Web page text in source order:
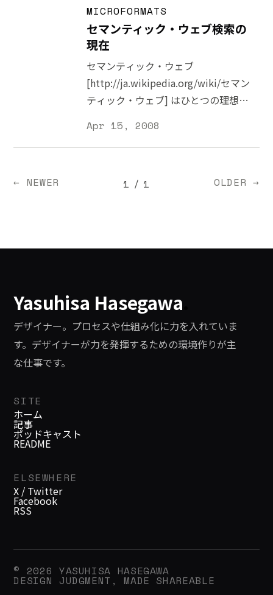
OSX Leopard で実装された数々の機
能
[http://www.apple.com/jp/macosx/
の中で結構使えるのが、ヘルプメニュ
ーの検索です。これは起動しているア
プリケーションに特化した検索で、
「Cmd⌘+? 」で呼び出すことが出来
が特徴です。ウェブマーケティングに
役立ちそうなツールですが、検索をす
る人たちの趣向と自分の興味がどれだ
けマッチしているのか確かめるのにも
使えそうです。 試しに「interaction
design」「web analytics」
「information architecture」
「usability」というウェブサイト制作
において重要なキーワードを入力して
す。 世界全体で調べた比較グラフ
ション」「サイト解析」「情報構造」
す。 日本語で調べた比較グラフ
[http://tinyurl.co
MICROFORMATS
セマンティック・ウェブ検索の
現在
セマンティック・ウェブ
[http://ja.wikipedia.org/wiki/セマン
ティック・ウェブ] はひとつの理想論
た時期がありましたが、徐々に形にな
ってきているようです。簡易なかたち
hconnect/] もその一環といえるでし
が、それらを効率的に検索したり、オ
ントロジーを利用して情報をつなぎ合
わせるツールや、使いやすいインター
Apr 15, 2008
← NEWER 1 / 1 OLDER →
Yasuhisa Hasegawa
デザイナー。プロセスや仕組み化に力を入れていま
す。デザイナーが力を発揮するための環境作りが主
な仕事です。
SITE
ホーム
記事
ポッドキャスト
README
ELSEWHERE
X / Twitter
Facebook
RSS
© 2026 YASUHISA HASEGAWA
DESIGN JUDGMENT, MADE SHAREABLE